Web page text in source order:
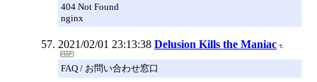
404 Not Found
nginx
2021/02/01 23:13:38 Delusion Kills the Maniac
FAQ / お問い合わせ窓口